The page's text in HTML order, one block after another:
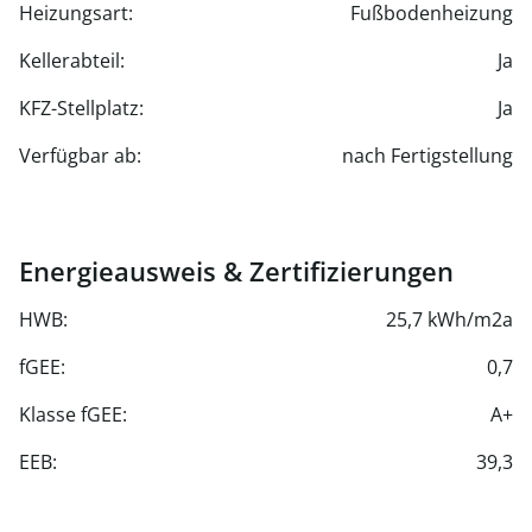
- Elektrisch bedienbare Außenjalousien bzw.
Außenrollläden
außenliegenden Rollläden
- Allgemeinflächen wie Fahrradstellplätze,
Kleinkinderspielplatz, Jugendspielraum
Heizungsart:
Fußbodenheizung
Kellerabteil:
Ja
KFZ-Stellplatz:
Ja
Verfügbar ab:
nach Fertigstellung
Energieausweis & Zertifizierungen
HWB:
25,7 kWh/m2a
fGEE:
0,7
Klasse fGEE:
A+
EEB:
39,3